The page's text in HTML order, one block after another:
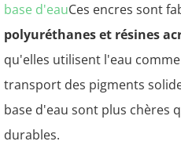
base d'eauCes encres sont
polyuréthanes et résines
qu'elles utilisent l'eau
transport des pigments
base d'eau sont plus chères
durables.